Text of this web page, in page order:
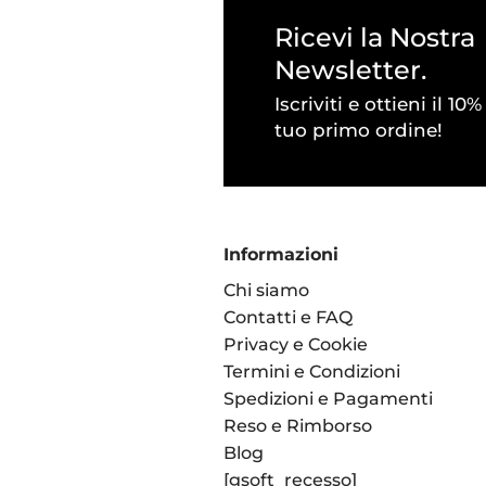
Ricevi la Nostra
Newsletter.
Iscriviti e ottieni il
tuo primo ordine!
Informazioni
Chi siamo
Contatti e FAQ
Privacy e Cookie
Termini e Condizioni
Spedizioni e Pagamenti
Reso e Rimborso
Blog
[gsoft_recesso]